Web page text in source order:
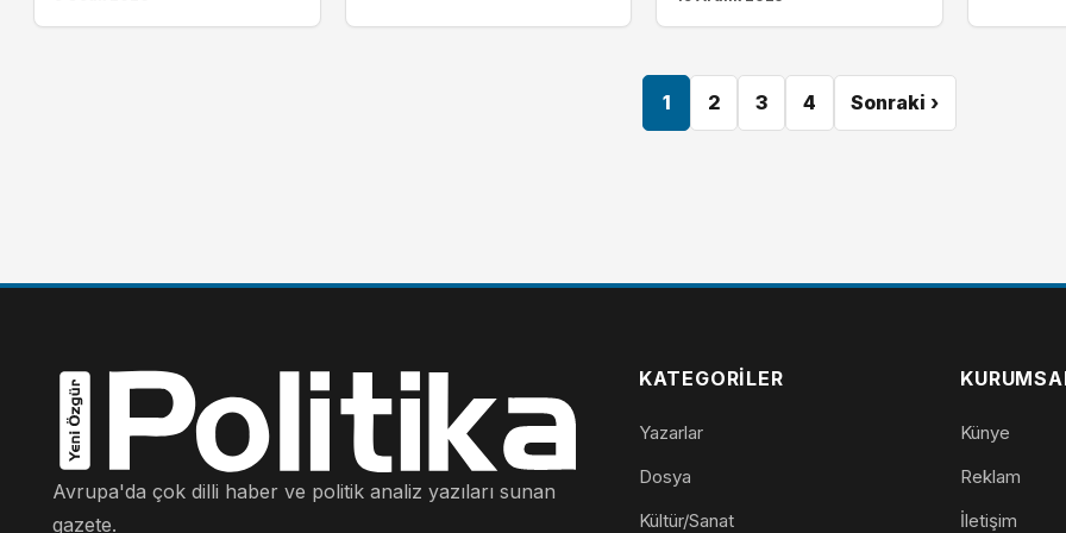
1 2 3 4 Sonraki ›
Avrupa'da çok dilli haber ve politik analiz yazıları sunan
gazete.
KATEGORILER
Yazarlar
Dosya
Kültür/Sanat
Künye
Reklam
İletişim